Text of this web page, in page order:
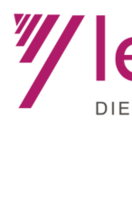
Inhalt
springen